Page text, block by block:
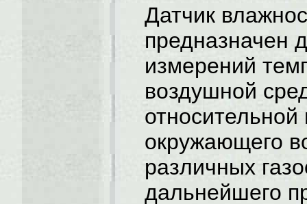
Датчик
предназначен
измерений
воздушной
окружающего
различных
дальнейшего